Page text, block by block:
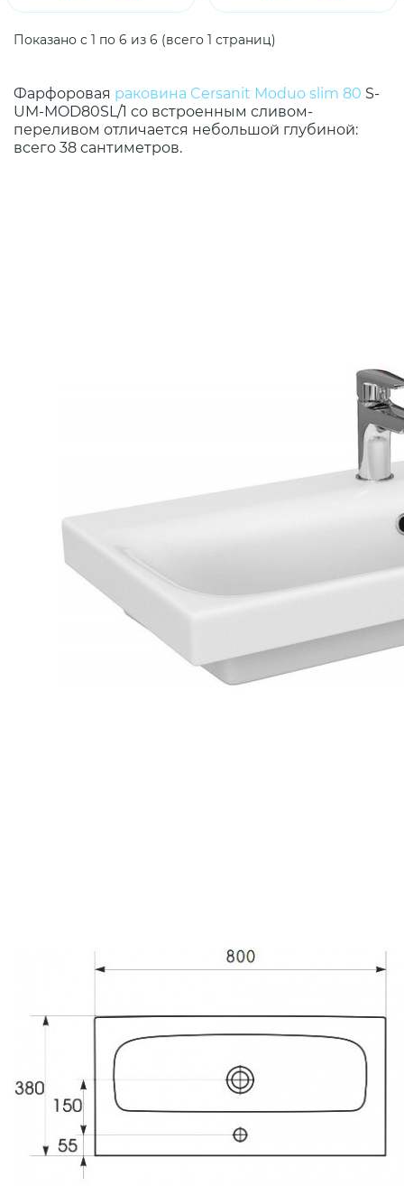
Показано с 1 по 6 из 6 (всего 1 страниц)
Фарфоровая раковина Cersanit Moduo slim 80 S-
UM-MOD80SL/1 со встроенным сливом-
переливом отличается небольшой глубиной:
всего 38 сантиметров.